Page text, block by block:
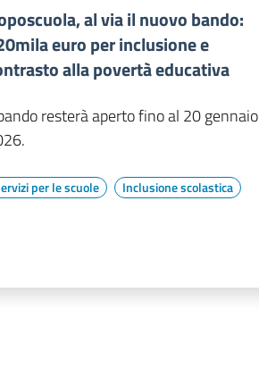
al via il nuovo bando:
euro per inclusione e
alla povertà educativa
resterà aperto fino al 20 gennaio
per le scuole Inclusione scolastica